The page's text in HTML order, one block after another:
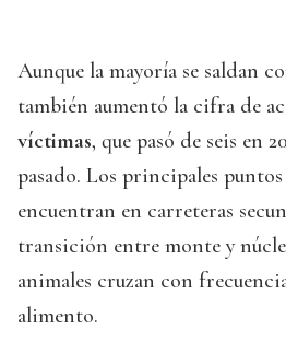
Aunque la mayoría se saldan
también aumentó la cifra de
víctimas, que pasó de seis en
pasado. Los principales
encuentran en carreteras
transición entre monte y
animales cruzan con
alimento.